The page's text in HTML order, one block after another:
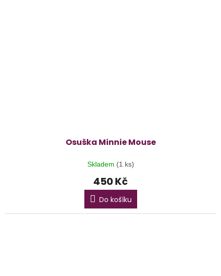
Osuška Minnie Mouse
Skladem (1 ks)
450 Kč
Do košíku